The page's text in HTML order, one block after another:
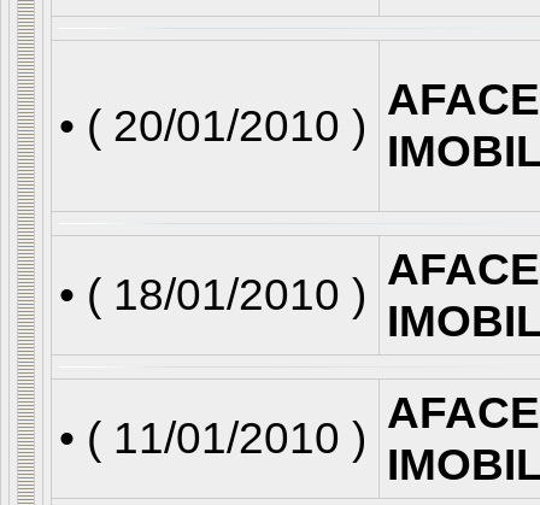
• ( 20/01/2010 )
• ( 18/01/2010 )
• ( 11/01/2010 )